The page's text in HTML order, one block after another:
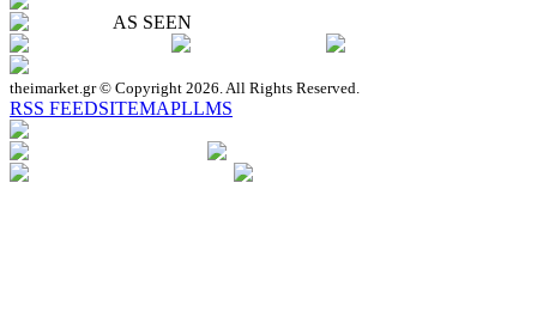
AS SEEN
theimarket.gr © Copyright 2026. All Rights Reserved.
RSS FEEDSITEMAPLLMS